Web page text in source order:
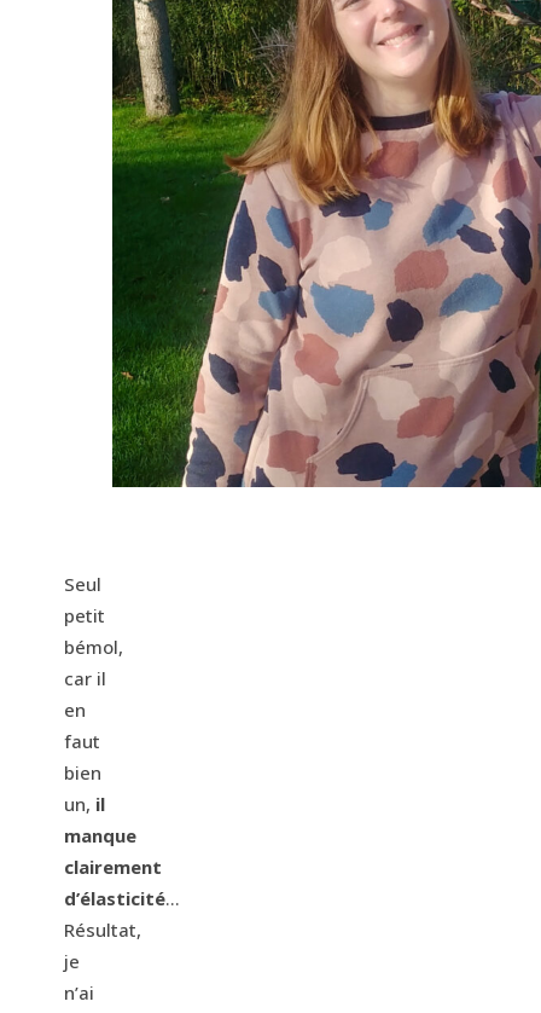
Seul
petit
bémol,
car il
en
faut
bien
un, il
manque
clairement
d’élasticité…
Résultat,
je
n’ai